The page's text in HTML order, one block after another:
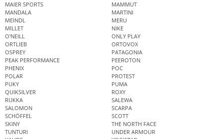
MAIER SPORTS
MAMMUT
MANDALA
MARTINI
MEINDL
MERU
MILLET
NIKE
O'NEILL
ONLY PLAY
ORTLIEB
ORTOVOX
OSPREY
PATAGONIA
PEAK PERFORMANCE
PEEROTON
PHENIX
POC
POLAR
PROTEST
PUKY
PUMA
QUIKSILVER
ROXY
RUKKA
SALEWA
SALOMON
SCARPA
SCHÖFFEL
SCOTT
SKINY
THE NORTH FACE
TUNTURI
UNDER ARMOUR